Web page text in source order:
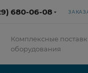
680-06-08
Комплексные
оборудования